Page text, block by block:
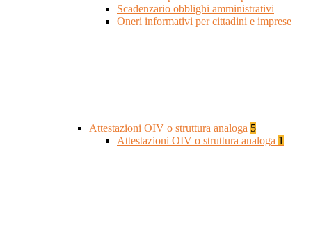
Scadenzario obblighi amministrativi
Oneri informativi per cittadini e imprese
Attestazioni OIV o struttura analoga 5
Attestazioni OIV o struttura analoga 1